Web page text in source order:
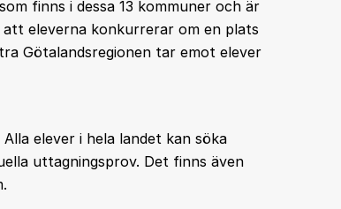
finns i dessa 13 kommuner och är
eleverna konkurrerar om en plats
Götalandsregionen tar emot elever
elever i hela landet kan söka
uttagningsprov. Det finns även